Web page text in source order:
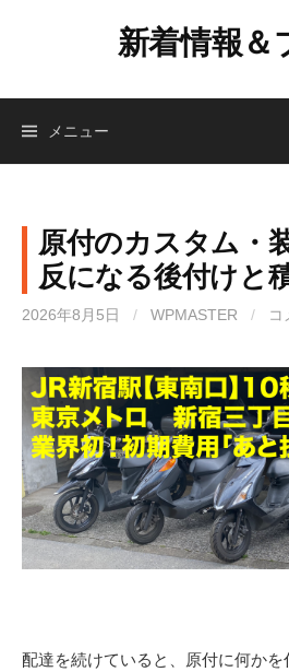
ン
新着情報＆
メニュー
原付のカスタム・
反になる後付けと
2026年8月5日 / WPMASTER / コ
配達を続けていると、原付に何かを